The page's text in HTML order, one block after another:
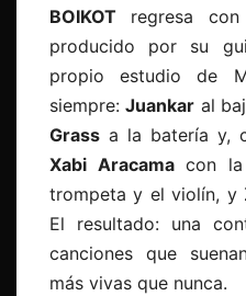
BOIKOT regresa
producido por su
propio estudio de
siempre:Juankar al
Grass a la batería y,
Xabi Aracamacon la
trompeta y el violín, y
El resultado: una
canciones que
más vivas que nunca.